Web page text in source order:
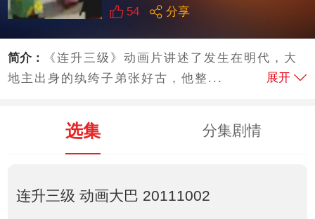
54 分享
简介：
《连升三级》动画片讲述了发生在明代，大
地主出身的纨绔子弟张好古，他整...
展开
选集 分集剧情
连升三级 动画大巴 20111002